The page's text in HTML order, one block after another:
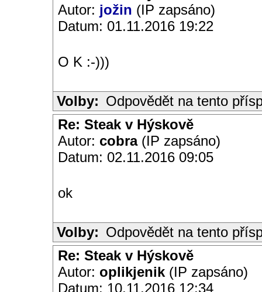
Autor: jožin (IP zapsáno)
Datum: 01.11.2016 19:22
O K :-)))
Volby: Odpovědět na tento
Re: Steak v Hýskově
Autor: cobra(IP zapsáno)
Datum: 02.11.2016 09:05
ok
Volby: Odpovědět na tento
Re: Steak v Hýskově
Autor: oplikjenik (IP zapsáno)
Datum: 10.11.2016 12:34